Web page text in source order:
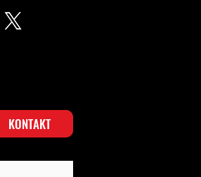
KONTAKT